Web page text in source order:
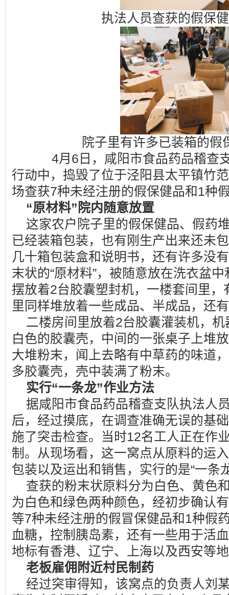
执法人员查获的假保
院子里有许多已装箱的假
4月6日，咸阳市食品药品稽查
行动中，捣毁了位于泾阳县太平镇竹
场查获7种未经注册的假保健品和1种
“原材料”院内随意放置
这家农户院子里的假保健品、假药
已经装箱包装，也有刚生产出来还未
几十箱包装盒和说明书，还有许多没
末状的“原材料”，被随意放在洗衣盆
摆放着2台胶囊塑封机，一楼套间里
里同样堆放着一些成品、半成品，还
二楼房间里放着2台胶囊灌装机，
白色的胶囊壳，中间的一张桌子上堆
大堆粉末，闻上去略有中草药的味道
多胶囊壳，壳中装满了粉末。
实行“一条龙”作业方法
据咸阳市食品药品稽查支队执法人
后，经过摸底，在调查准确无误的基
施了突击检查。当时12名工人正在作
制。从现场看，这一窝点从原料的运
包装以及运出和销售，实行的是“一条
查获的粉末状原料分为白色、黄色
为白色和绿色两种颜色，经初步确认
等7种未经注册的假冒保健品和1种假
血糖，控制胰岛素，还有一些用于活
地标有香港、辽宁、上海以及西安等
老板雇佣附近村民制药
经过突审得知，该窝点的负责人刘